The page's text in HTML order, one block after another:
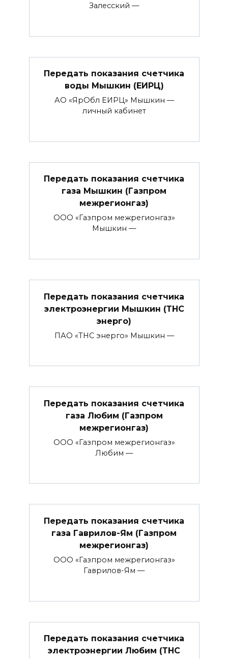
Залесский —
Передать показания счетчика
воды Мышкин (ЕИРЦ)
АО «ЯрОбл ЕИРЦ» Мышкин —
личный кабинет
Передать показания счетчика
газа Мышкин (Газпром
межрегионгаз)
ООО «Газпром межрегионгаз»
Мышкин —
Передать показания счетчика
электроэнергии Мышкин (ТНС
энерго)
ПАО «ТНС энерго» Мышкин —
Передать показания счетчика
газа Любим (Газпром
межрегионгаз)
ООО «Газпром межрегионгаз»
Любим —
Передать показания счетчика
газа Гаврилов-Ям (Газпром
межрегионгаз)
ООО «Газпром межрегионгаз»
Гаврилов-Ям —
Передать показания счетчика
электроэнергии Любим (ТНС